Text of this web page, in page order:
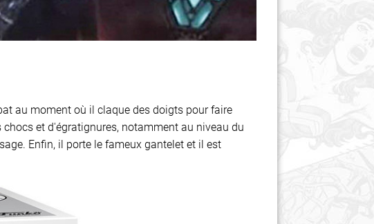
au moment où il claque des doigts pour faire
et d'égratignures, notamment au niveau du
Enfin, il porte le fameux gantelet et il est